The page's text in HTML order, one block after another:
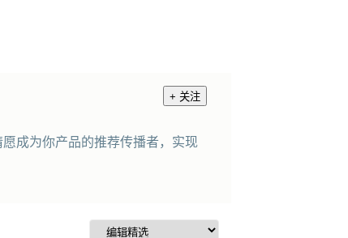
+ 关注
成为你产品的推荐传播者，实现